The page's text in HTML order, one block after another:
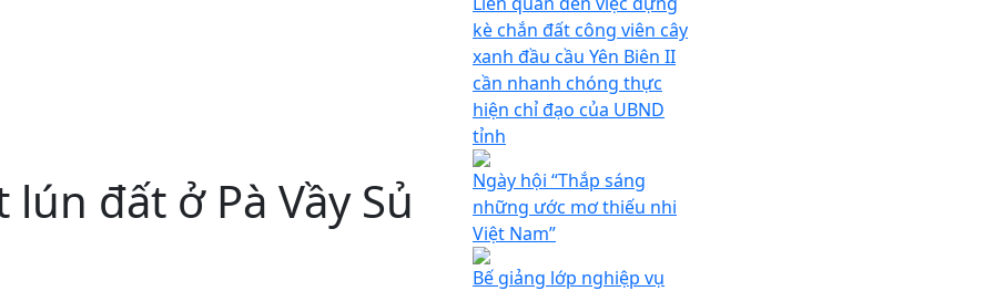
đất ở Pà Vầy Sủ
kè chắn đất công viên cây
xanh đầu cầu Yên Biên II
cần nhanh chóng thực
hiện chỉ đạo của UBND
tỉnh
Ngày hội “Thắp sáng
những ước mơ thiếu nhi
Việt Nam”
Bế giảng lớp nghiệp vụ